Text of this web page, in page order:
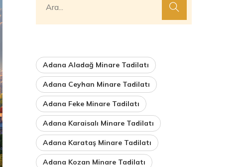
Adana Aladağ Minare Tadilatı
Adana Ceyhan Minare Tadilatı
Adana Feke Minare Tadilatı
Adana Karaisalı Minare Tadilatı
Adana Karataş Minare Tadilatı
Adana Kozan Minare Tadilatı